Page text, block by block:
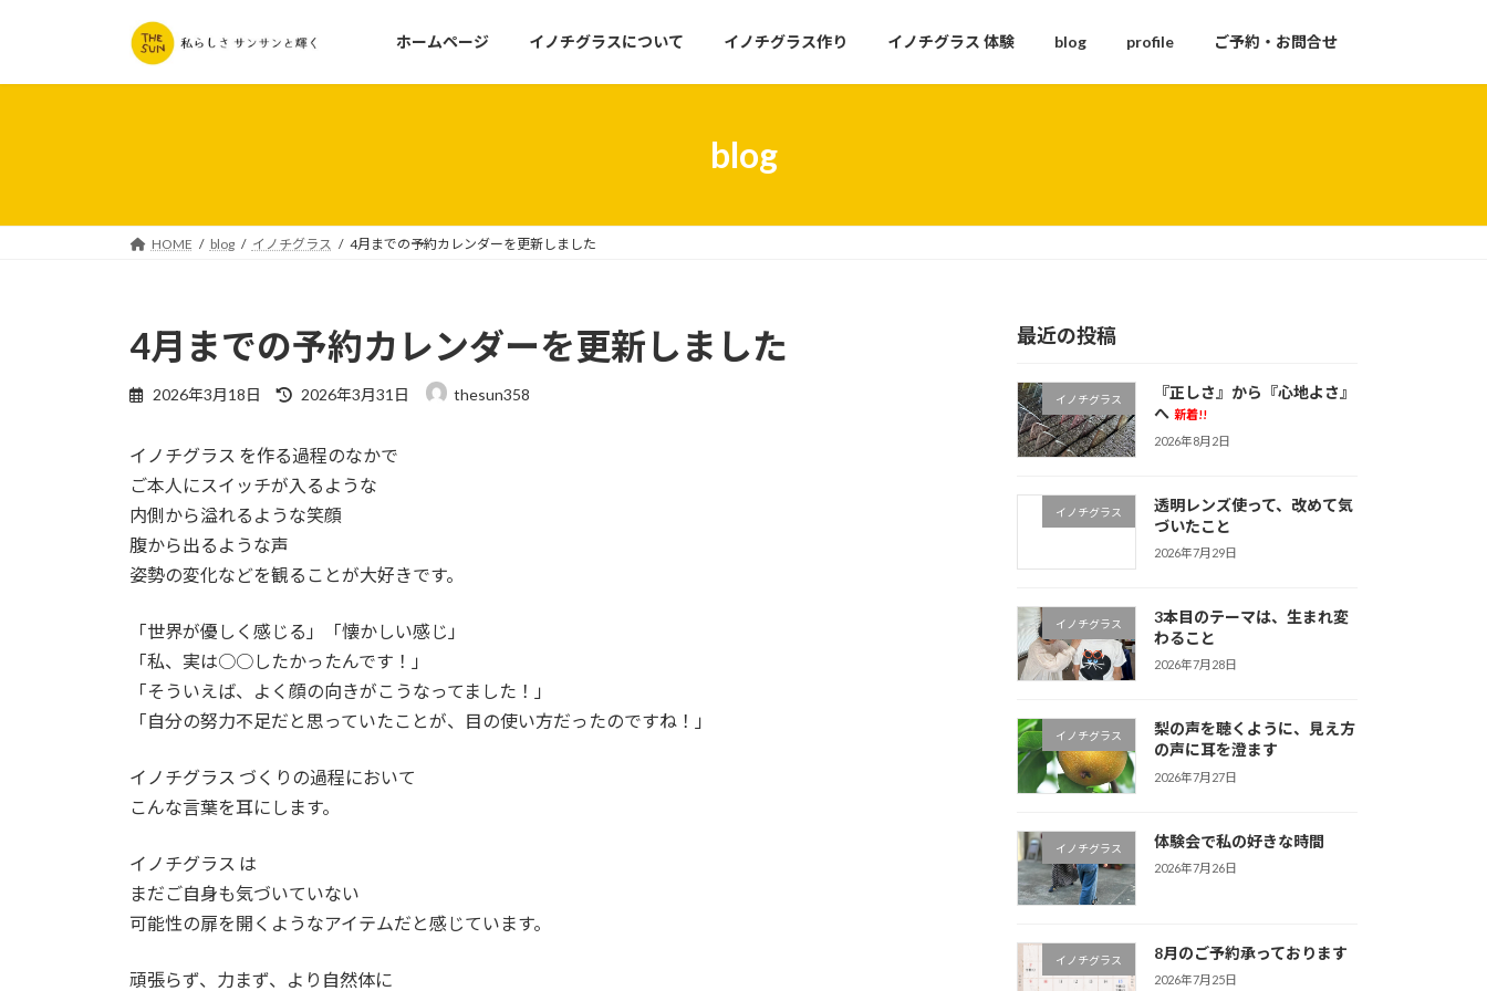
ッ
移
ホームページ イノチグラスについて イノチグラス作り イノチグラス 体験 blog profile ご予約・お問合せ
blog
HOME blog イノチグラス 4月までの予約カレンダーを更新しました
4月までの予約カレンダーを更新しました
2026年3月18日
最
新
日
時
:
2026年3月31日 thesun358
イノチグラス を作る過程のなかで
ご本人にスイッチが入るような
内側から溢れるような笑顔
腹から出るような声
姿勢の変化などを観ることが大好きです。
「世界が優しく感じる」「懐かしい感じ」
「私、実は○○したかったんです！」
「そういえば、よく顔の向きがこうなってました！」
「自分の努力不足だと思っていたことが、目の使い方だったのですね！」
イノチグラス づくりの過程において
こんな言葉を耳にします。
イノチグラス は
まだご自身も気づいていない
可能性の扉を開くようなアイテムだと感じています。
頑張らず、力まず、より自然体に
最近の投稿
イノチグラス
『正しさ』から『心地よさ』
へ 新着!!
2026年8月2日
イノチグラス
透明レンズ使って、改めて気
づいたこと
2026年7月29日
イノチグラス
3本目のテーマは、生まれ変
わること
2026年7月28日
イノチグラス
梨の声を聴くように、見え方
の声に耳を澄ます
2026年7月27日
イノチグラス 体験会で私の好きな時間
2026年7月26日
イノチグラス 8月のご予約承っております
2026年7月25日